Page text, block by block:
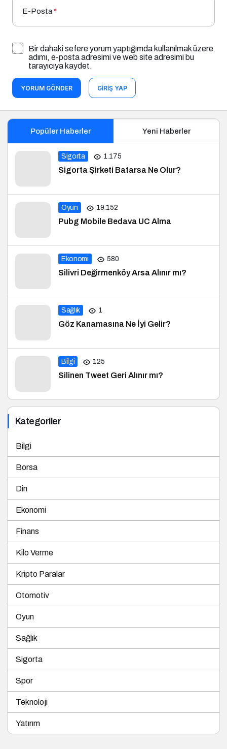
E-Posta*
Bir dahaki sefere yorum yaptığımda kullanılmak üzere
adımı, e-posta adresimi ve web site adresimi bu
tarayıcıya kaydet.
YORUM GÖNDER GIRIŞ YAP
Popüler Haberler Yeni Haberler
Sigorta 1.175
Sigorta Şirketi Batarsa Ne Olur?
Oyun 19.152
Pubg Mobile Bedava UC Alma
Ekonomi 580
Silivri Değirmenköy Arsa Alınır mı?
Sağlık 1
Göz Kanamasına Ne İyi Gelir?
Bilgi 125
Silinen Tweet Geri Alınır mı?
Kategoriler
Bilgi
Borsa
Din
Ekonomi
Finans
Kilo Verme
Kripto Paralar
Otomotiv
Oyun
Sağlık
Sigorta
Spor
Teknoloji
Yatırım